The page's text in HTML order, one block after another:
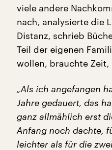
viele andere
nach, analysierte die
Distanz, schrieb
Teil der eigenen
wollen, brauchte
„Als ich angefangen
Jahre gedauert, das
ganz allmählich erst
Anfang noch dachte,
leichter als für die